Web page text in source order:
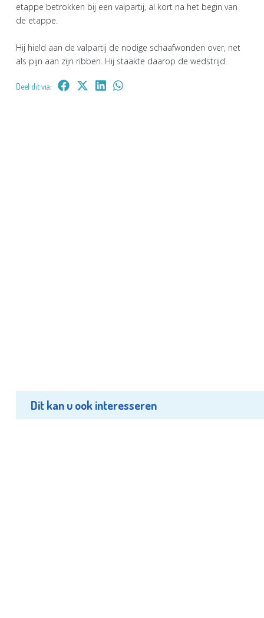
etappe betrokken bij een valpartij, al kort na het begin van
de etappe.
Hij hield aan de valpartij de nodige schaafwonden over, net
als pijn aan zijn ribben. Hij staakte daarop de wedstrijd.
Deel dit via:
Dit kan u ook interesseren